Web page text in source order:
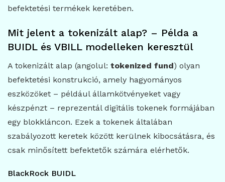
befektetési termékek keretében.
Mit jelent a tokenizált alap? – Példa a
BUIDL és VBILL modelleken keresztül
A tokenizált alap (angolul: tokenized fund) olyan
befektetési konstrukció, amely hagyományos
eszközöket – például államkötvényeket vagy
készpénzt – reprezentál digitális tokenek formájában
egy blokkláncon. Ezek a tokenek általában
szabályozott keretek között kerülnek kibocsátásra, és
csak minősített befektetők számára elérhetők.
BlackRock BUIDL